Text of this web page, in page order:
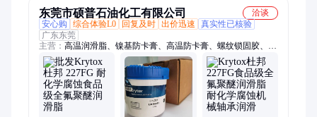
东莞市硕普石油化工有限公司
洽谈
安心购
综合体验L0 回复及时 出价迅速
真实性已核验
广东东莞
主营： 高温润滑脂、镍基防卡膏、高温防卡膏、螺纹锁固胶、速
干性润滑剂、全氟聚醚润滑脂、折叠屏铰链润滑脂、氟橡胶密封
圈润滑脂、高温高速轴承润滑脂、干性皮膜润滑剂、BOURIX
SE-705B、科慕GPL227、摩力克HP-300、摩力克L-8030、乐泰
263螺纹锁固胶、瓦楞机轴承高温润滑脂、纺织链条高温润滑
脂、AB密封胶、低温润滑脂、密封润滑脂、哈维斯干膜润滑剂